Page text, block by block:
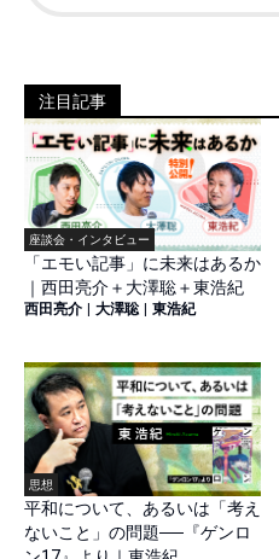
注目記事
座談会・インタビュー
「エモい記事」に未来はあるか
｜西田亮介＋大澤聡＋東浩紀
西田亮介 大澤聡 東浩紀
思想
平和について、あるいは「考え
ないこと」の問題──『ゲンロ